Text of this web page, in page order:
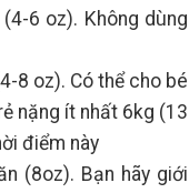
6 oz). Không dùng
8 oz). Có thể cho bé
nặng ít nhất 6kg (13
điểm này
(8oz). Bạn hãy giới